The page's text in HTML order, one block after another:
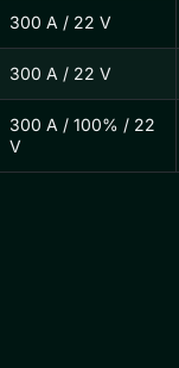
300 A / 22 V
300 A / 22 V
300 A / 100% / 22
V